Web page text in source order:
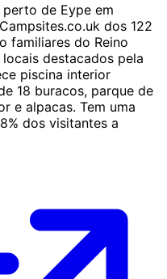
de Eype em
dos 122
familiares do Reino
destacados pela
piscina interior
18 buracos, parque de
e alpacas. Tem uma
dos visitantes a